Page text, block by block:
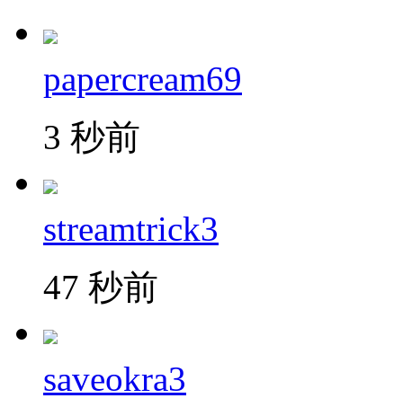
papercream69
3 秒前
streamtrick3
47 秒前
saveokra3